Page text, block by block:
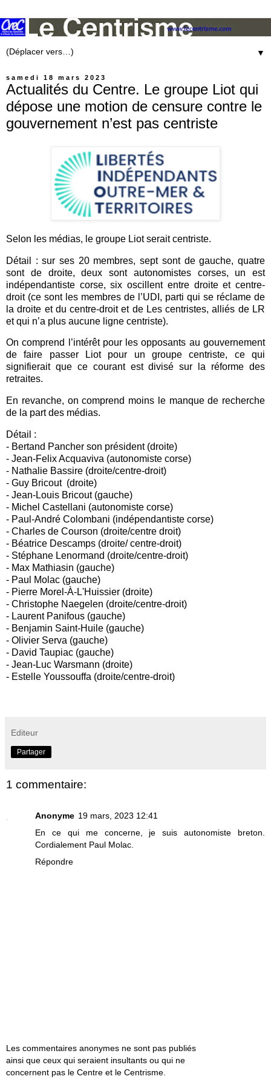
▼
samedi 18 mars 2023
Actualités du Centre. Le groupe Liot qui
dépose une motion de censure contre le
gouvernement n’est pas centriste
Selon les médias, le groupe Liot serait centriste.
Détail : sur ses 20 membres, sept sont de gauche, quatre
sont de droite, deux sont autonomistes corses, un est
indépendantiste corse, six oscillent entre droite et centre-
droit (ce sont les membres de l’UDI, parti qui se réclame de
la droite et du centre-droit et de Les centristes, alliés de LR
et qui n’a plus aucune ligne centriste).
On comprend l’intérêt pour les opposants au gouvernement
de faire passer Liot pour un groupe centriste, ce qui
signifierait que ce courant est divisé sur la réforme des
retraites.
En revanche, on comprend moins le manque de recherche
de la part des médias.
Détail :
- Bertand Pancher son président (droite)
- Jean-Felix Acquaviva (autonomiste corse)
- Nathalie Bassire (droite/centre-droit)
- Guy Bricout (droite)
- Jean-Louis Bricout (gauche)
- Michel Castellani (autonomiste corse)
- Paul-André Colombani (indépendantiste corse)
- Charles de Courson (droite/centre droit)
- Béatrice Descamps (droite/ centre-droit)
- Stéphane Lenormand (droite/centre-droit)
- Max Mathiasin (gauche)
- Paul Molac (gauche)
- Pierre Morel-À-L'Huissier (droite)
- Christophe Naegelen (droite/centre-droit)
- Laurent Panifous (gauche)
- Benjamin Saint-Huile (gauche)
- Olivier Serva (gauche)
- David Taupiac (gauche)
- Jean-Luc Warsmann (droite)
- Estelle Youssouffa (droite/centre-droit)
Editeur
Partager
1 commentaire:
Anonyme 19 mars, 2023 12:41
En ce qui me concerne, je suis autonomiste breton.
Cordialement Paul Molac.
Répondre
Les commentaires anonymes ne sont pas publiés
ainsi que ceux qui seraient insultants ou qui ne
concernent pas le Centre et le Centrisme.